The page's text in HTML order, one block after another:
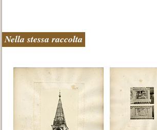
Nella stessa raccolta